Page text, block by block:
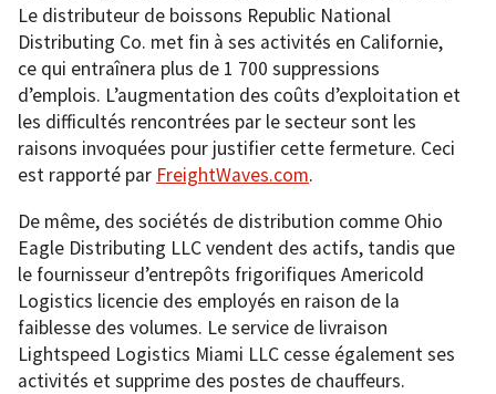
Le distributeur de boissons Republic National
Distributing Co. met fin à ses activités en Californie,
ce qui entraînera plus de 1 700 suppressions
d’emplois. L’augmentation des coûts d’exploitation et
les difficultés rencontrées par le secteur sont les
raisons invoquées pour justifier cette fermeture. Ceci
est rapporté par FreightWaves.com.
De même, des sociétés de distribution comme Ohio
Eagle Distributing LLC vendent des actifs, tandis que
le fournisseur d’entrepôts frigorifiques Americold
Logistics licencie des employés en raison de la
faiblesse des volumes. Le service de livraison
Lightspeed Logistics Miami LLC cesse également ses
activités et supprime des postes de chauffeurs.